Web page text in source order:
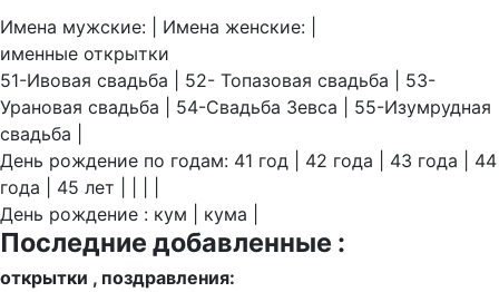
Имена мужские: | Имена женские: |
именные открытки
51-Ивовая свадьба | 52- Топазовая свадьба | 53-
Урановая свадьба | 54-Свадьба Зевса | 55-Изумрудная
свадьба |
День рождение по годам: 41 год | 42 года | 43 года | 44
года | 45 лет | | | |
День рождение : кум | кума |
Последние добавленные :
открытки , поздравления: